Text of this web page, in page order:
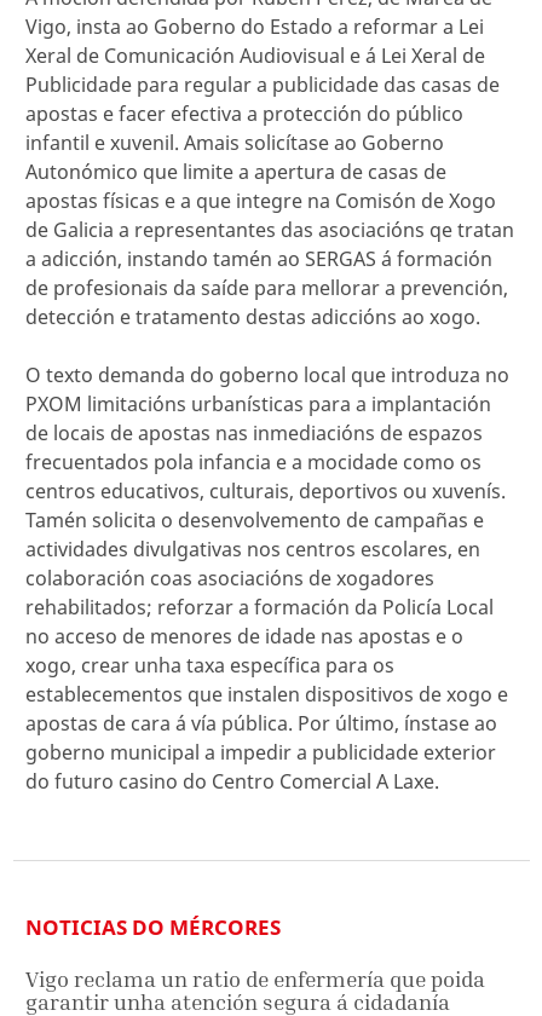
Vigo, insta ao Goberno do Estado a reformar a Lei
Xeral de Comunicación Audiovisual e á Lei Xeral de
Publicidade para regular a publicidade das casas de
apostas e facer efectiva a protección do público
infantil e xuvenil. Amais solicítase ao Goberno
Autonómico que limite a apertura de casas de
apostas físicas e a que integre na Comisón de Xogo
de Galicia a representantes das asociacións qe tratan
a adicción, instando tamén ao SERGAS á formación
de profesionais da saíde para mellorar a prevención,
detección e tratamento destas adiccións ao xogo.
O texto demanda do goberno local que introduza no
PXOM limitacións urbanísticas para a implantación
de locais de apostas nas inmediacións de espazos
frecuentados pola infancia e a mocidade como os
centros educativos, culturais, deportivos ou xuvenís.
Tamén solicita o desenvolvemento de campañas e
actividades divulgativas nos centros escolares, en
colaboración coas asociacións de xogadores
rehabilitados; reforzar a formación da Policía Local
no acceso de menores de idade nas apostas e o
xogo, crear unha taxa específica para os
establecementos que instalen dispositivos de xogo e
apostas de cara á vía pública. Por último, ínstase ao
goberno municipal a impedir a publicidade exterior
do futuro casino do Centro Comercial A Laxe.
NOTICIAS DO MÉRCORES
Vigo reclama un ratio de enfermería que poida
garantir unha atención segura á cidadanía